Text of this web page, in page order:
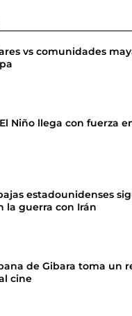
vs comunidades
Niño llega con fuerza
estadounidenses
la guerra con Irán
de Gibara toma un
cine